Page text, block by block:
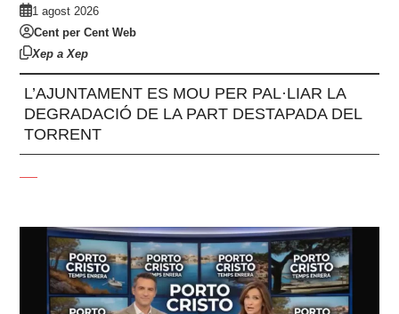
1 agost 2026
Cent per Cent Web
Xep a Xep
L’AJUNTAMENT ES MOU PER PAL·LIAR LA
DEGRADACIÓ DE LA PART DESTAPADA DEL
TORRENT